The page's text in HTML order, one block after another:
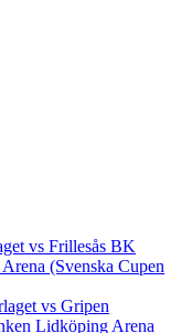
vs Frillesås BK
(Svenska Cupen
vs Gripen
Lidköping Arena